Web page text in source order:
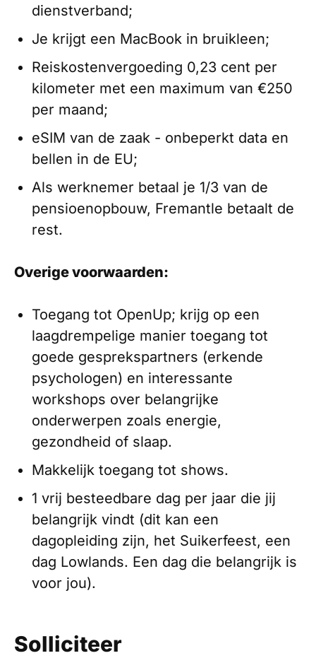
dienstverband;
Je krijgt een MacBook in bruikleen;
Reiskostenvergoeding 0,23 cent per
kilometer met een maximum van €250
per maand;
eSIM van de zaak - onbeperkt data en
bellen in de EU;
Als werknemer betaal je 1/3 van de
pensioenopbouw, Fremantle betaalt de
rest.
Overige voorwaarden:
Toegang tot OpenUp; krijg op een
laagdrempelige manier toegang tot
goede gesprekspartners (erkende
psychologen) en interessante
workshops over belangrijke
onderwerpen zoals energie,
gezondheid of slaap.
Makkelijk toegang tot shows.
1 vrij besteedbare dag per jaar die jij
belangrijk vindt (dit kan een
dagopleiding zijn, het Suikerfeest, een
dag Lowlands. Een dag die belangrijk is
voor jou).
Solliciteer